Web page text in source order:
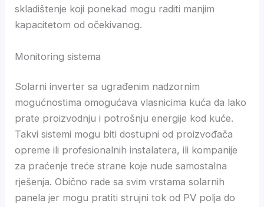
skladištenje koji ponekad mogu raditi manjim
kapacitetom od očekivanog.
Monitoring sistema
Solarni inverter sa ugrađenim nadzornim
mogućnostima omogućava vlasnicima kuća da lako
prate proizvodnju i potrošnju energije kod kuće.
Takvi sistemi mogu biti dostupni od proizvođača
opreme ili profesionalnih instalatera, ili kompanije
za praćenje treće strane koje nude samostalna
rješenja. Obično rade sa svim vrstama solarnih
panela jer mogu pratiti strujni tok od PV polja do